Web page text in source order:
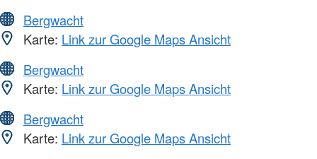
Bergwacht
Karte: Link zur Google Maps Ansicht
Bergwacht
Karte: Link zur Google Maps Ansicht
Bergwacht
Karte: Link zur Google Maps Ansicht